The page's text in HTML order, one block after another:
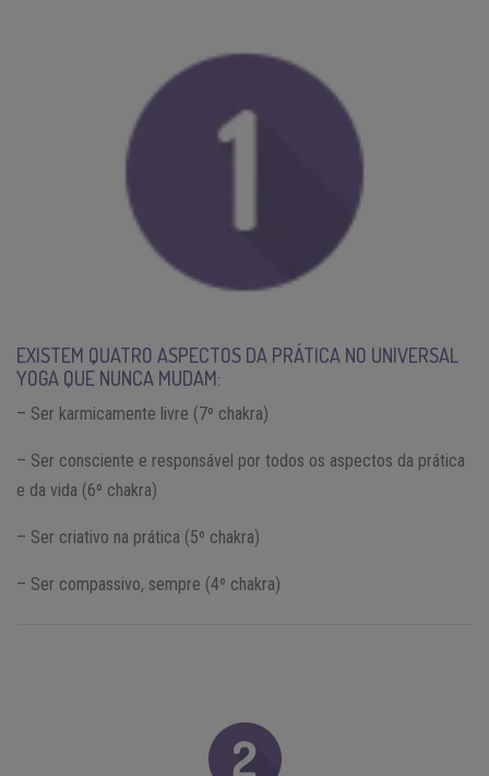
EXISTEM QUATRO ASPECTOS DA PRÁTICA NO UNIVERSAL
YOGA QUE NUNCA MUDAM:
– Ser karmicamente livre (7º chakra)
– Ser consciente e responsável por todos os aspectos da prática
e da vida (6º chakra)
– Ser criativo na prática (5º chakra)
– Ser compassivo, sempre (4º chakra)